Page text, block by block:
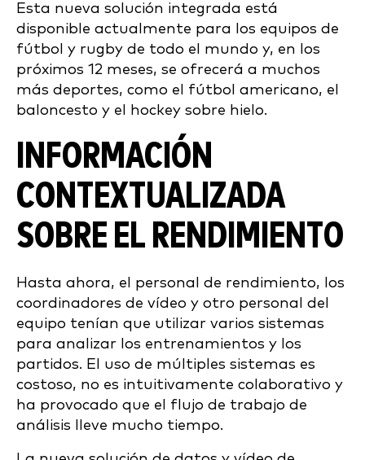
Esta nueva solución integrada está
disponible actualmente para los equipos de
fútbol y rugby de todo el mundo y, en los
próximos 12 meses, se ofrecerá a muchos
más deportes, como el fútbol americano, el
baloncesto y el hockey sobre hielo.
INFORMACIÓN
CONTEXTUALIZADA
SOBRE EL RENDIMIENTO
Hasta ahora, el personal de rendimiento, los
coordinadores de vídeo y otro personal del
equipo tenían que utilizar varios sistemas
para analizar los entrenamientos y los
partidos. El uso de múltiples sistemas es
costoso, no es intuitivamente colaborativo y
ha provocado que el flujo de trabajo de
análisis lleve mucho tiempo.